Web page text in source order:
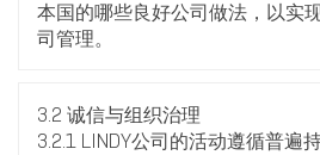
本国的哪些良好公司做法，以实
司管理。
3.2 诚信与组织治理
3.2.1 LINDY公司的活动遵循普遍